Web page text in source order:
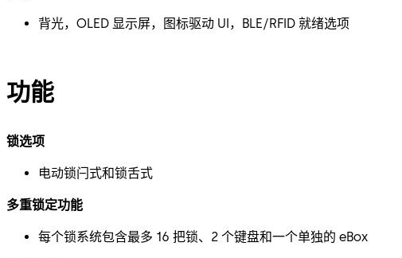
背光，OLED 显示屏，图标驱动 UI，BLE/RFID 就绪选项
功能
锁选项
电动锁闩式和锁舌式
多重锁定功能
每个锁系统包含最多 16 把锁、2 个键盘和一个单独的 eBox